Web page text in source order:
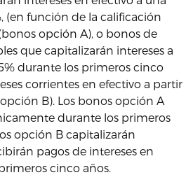
(en función de la calificación
opción A), o bonos de
que capitalizarán intereses a
durante los primeros cinco
corrientes en efectivo a partir
B). Los bonos opción A
durante los primeros
opción B capitalizarán
pagos de intereses en
cinco años.